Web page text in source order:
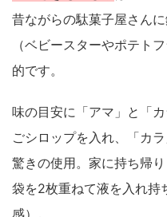
昔ながらの駄菓子屋さん
（ベビースターやポテト
的です。
味の目安に「アマ」と「
ごシロップを入れ、「カ
驚きの使用。家に持ち帰
袋を2枚重ねて液を入れ持
感）。